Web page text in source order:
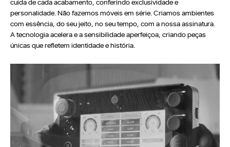
Política de Privacidade
Relatório de Transparência Salarial
personalidade. Não fazemos móveis em série. Criamos ambientes
com essência, do seu jeito, no seu tempo, com a nossa assinatura.
A tecnologia acelera e a sensibilidade aperfeiçoa, criando peças
únicas que refletem identidade e história.